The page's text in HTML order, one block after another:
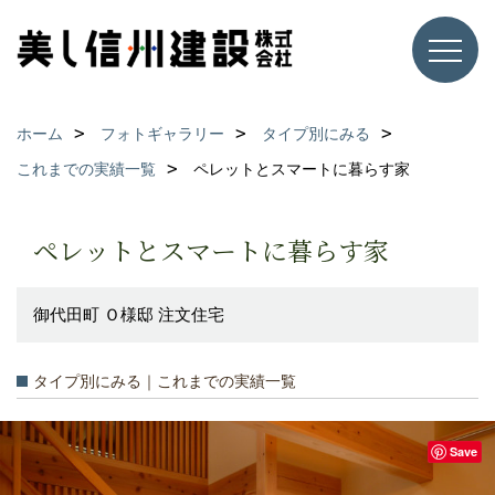
ホーム フォトギャラリー
タイプ別にみる
これまでの実績一覧
ペレットとスマートに暮らす家
ペレットとスマートに暮らす家
御代田町 Ｏ様邸 注文住宅
タイプ別にみる｜これまでの実績一覧
Save